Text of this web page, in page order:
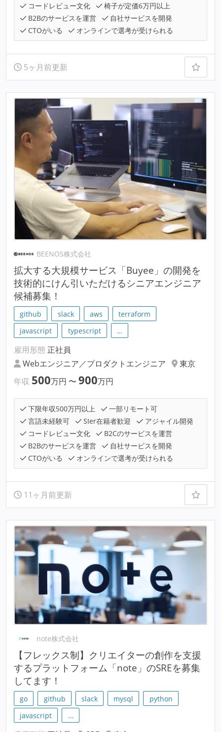
コードレビュー文化
椅子が定価6万円以上
B2Bのサービスを運営
自社サービスを開発
CTOがいる
オンラインで選考が受けられる
5ヶ月前更新
BEENOS株式会社
拡大する大規模サービス「Buyee」の開発を
技術的にけん引いただけるシニアエンジニア
候補募集！
github slack aws
terraform
javascript
typescript …
雇用形態 正社員
Webエンジニア／プロダクトエンジニア
東京
年収 500万円 〜 900万円
下限年収500万円以上
一部リモート可
言語未経験可
SIer在籍者歓迎
アジャイル開発
コードレビュー文化
B2Cのサービスを運営
B2Bのサービスを運営
自社サービスを開発
CTOがいる
オンラインで選考が受けられる
11ヶ月前更新
note株式会社
【フレックス制】クリエイターの創作を支援
するプラットフォーム「note」のSREを募集
してます！
go github slack mysql
python
javascript
…